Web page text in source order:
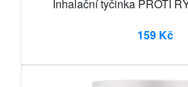
Inhalační tyčinka PROTI
159 Kč